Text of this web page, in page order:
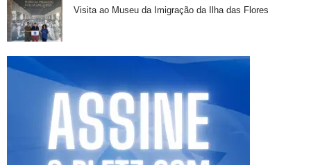
Visita ao Museu da Imigração da Ilha das Flores